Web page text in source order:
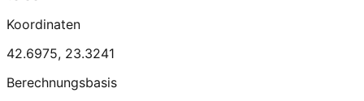
Koordinaten
42.6975, 23.3241
Berechnungsbasis